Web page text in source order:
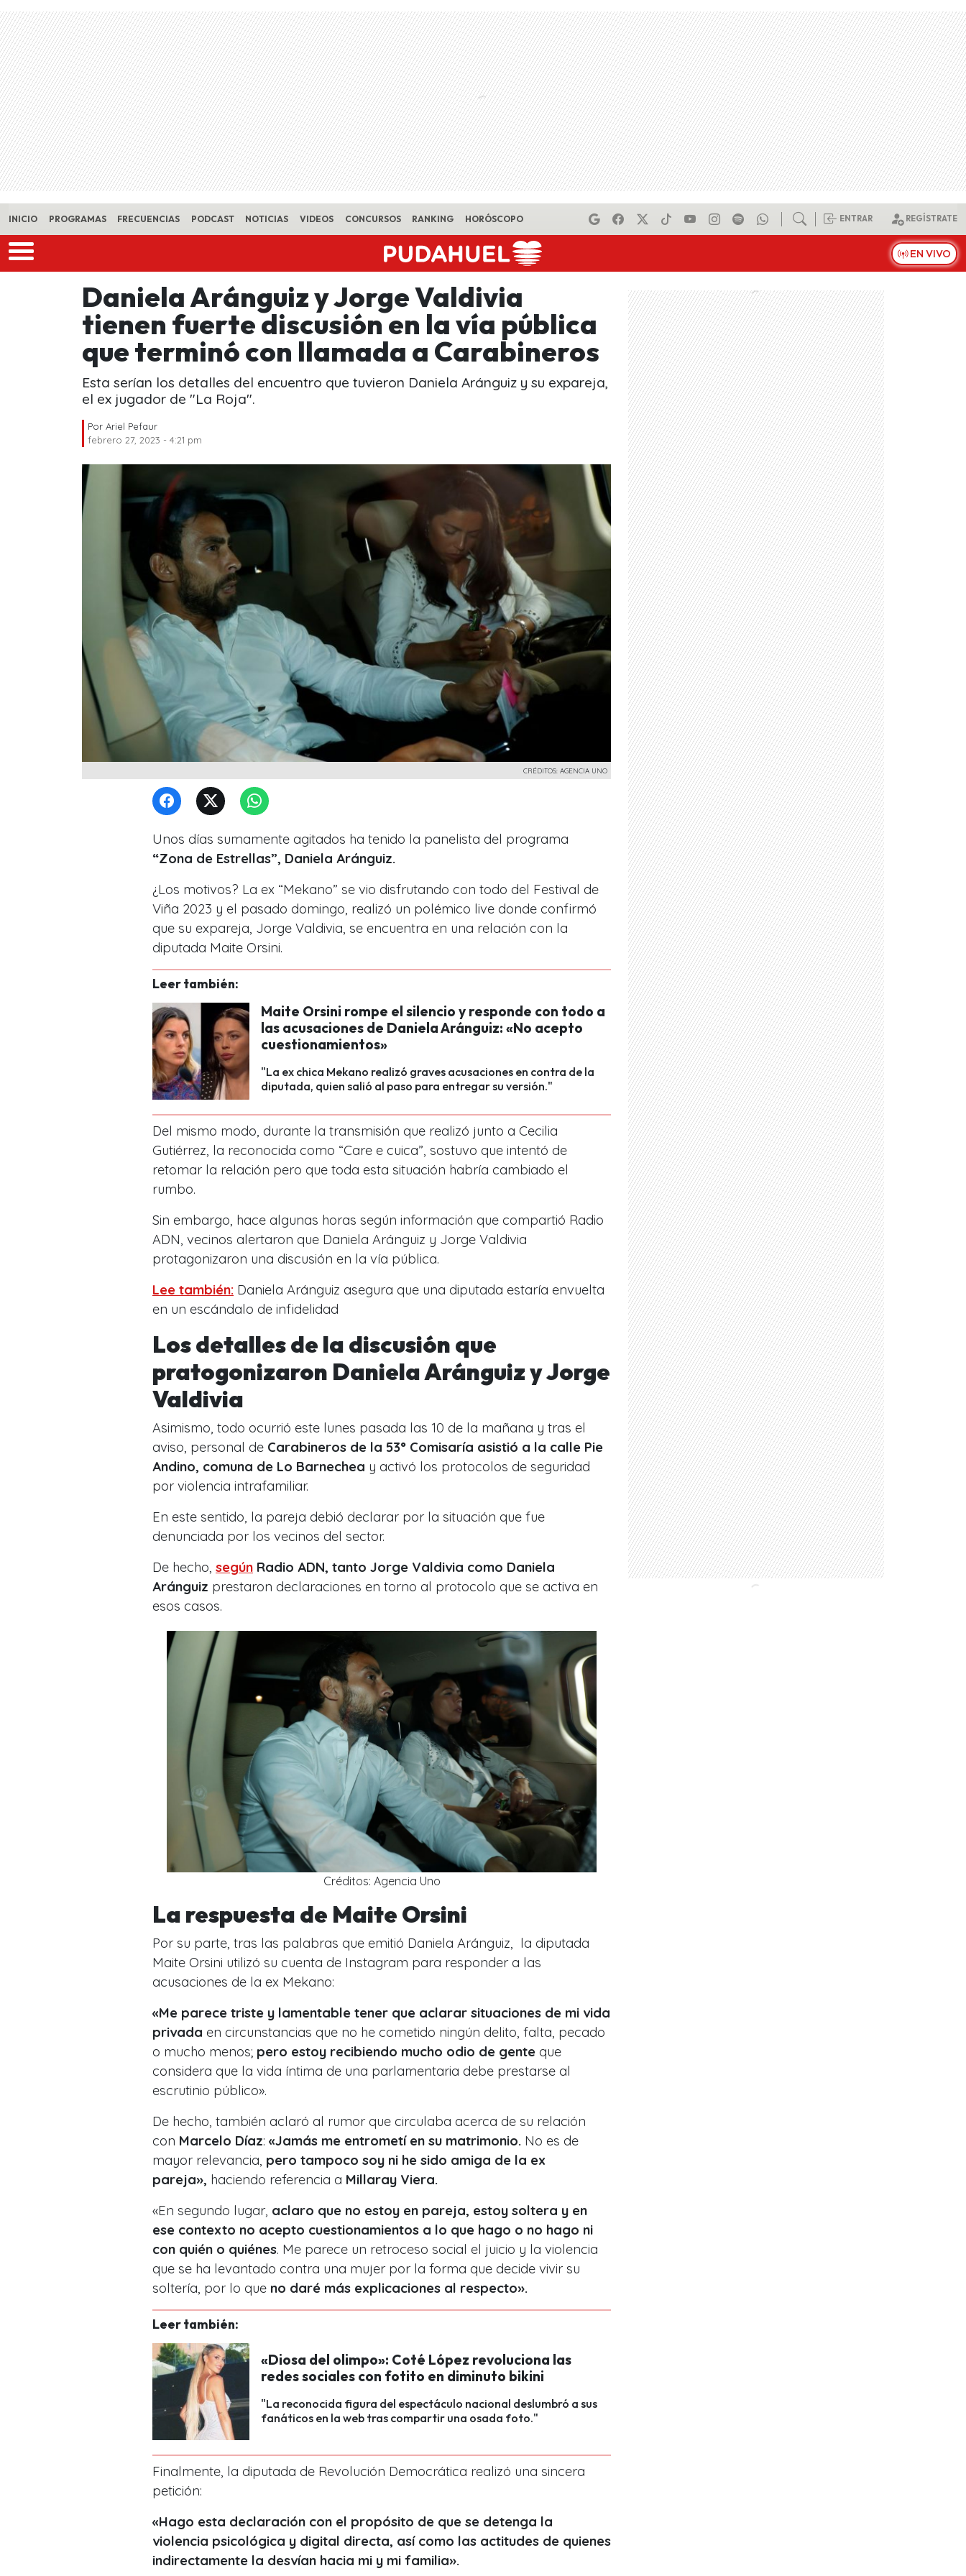
Skip to main content
INICIO PROGRAMAS FRECUENCIAS PODCAST NOTICIAS VIDEOS CONCURSOS RANKING HORÓSCOPO ENTRAR REGÍSTRATE
EN VIVO
Daniela Aránguiz y Jorge Valdivia
tienen fuerte discusión en la vía pública
que terminó con llamada a Carabineros
Esta serían los detalles del encuentro que tuvieron Daniela Aránguiz y su expareja,
el ex jugador de "La Roja".
Por Ariel Pefaur
febrero 27, 2023 - 4:21 pm
CRÉDITOS: AGENCIA UNO
Unos días sumamente agitados ha tenido la panelista del programa
“Zona de Estrellas”, Daniela Aránguiz.
¿Los motivos? La ex “Mekano” se vio disfrutando con todo del Festival de
Viña 2023 y el pasado domingo, realizó un polémico live donde confirmó
que su expareja, Jorge Valdivia, se encuentra en una relación con la
diputada Maite Orsini.
Leer también:
Maite Orsini rompe el silencio y responde con todo a
las acusaciones de Daniela Aránguiz: «No acepto
cuestionamientos»
"La ex chica Mekano realizó graves acusaciones en contra de la
diputada, quien salió al paso para entregar su versión."
Del mismo modo, durante la transmisión que realizó junto a Cecilia
Gutiérrez, la reconocida como “Care e cuica”, sostuvo que intentó de
retomar la relación pero que toda esta situación habría cambiado el
rumbo.
Sin embargo, hace algunas horas según información que compartió Radio
ADN, vecinos alertaron que Daniela Aránguiz y Jorge Valdivia
protagonizaron una discusión en la vía pública.
Lee también: Daniela Aránguiz asegura que una diputada estaría envuelta
en un escándalo de infidelidad
Los detalles de la discusión que
pratogonizaron Daniela Aránguiz y Jorge
Valdivia
Asimismo, todo ocurrió este lunes pasada las 10 de la mañana y tras el
aviso, personal de Carabineros de la 53° Comisaría asistió a la calle Pie
Andino, comuna de Lo Barnechea y activó los protocolos de seguridad
por violencia intrafamiliar.
En este sentido, la pareja debió declarar por la situación que fue
denunciada por los vecinos del sector.
De hecho, según Radio ADN, tanto Jorge Valdivia como Daniela
Aránguiz prestaron declaraciones en torno al protocolo que se activa en
esos casos.
Créditos: Agencia Uno
La respuesta de Maite Orsini
Por su parte, tras las palabras que emitió Daniela Aránguiz, la diputada
Maite Orsini utilizó su cuenta de Instagram para responder a las
acusaciones de la ex Mekano:
«Me parece triste y lamentable tener que aclarar situaciones de mi vida
privada en circunstancias que no he cometido ningún delito, falta, pecado
o mucho menos; pero estoy recibiendo mucho odio de gente que
considera que la vida íntima de una parlamentaria debe prestarse al
escrutinio público».
De hecho, también aclaró al rumor que circulaba acerca de su relación
con Marcelo Díaz: «Jamás me entrometí en su matrimonio. No es de
mayor relevancia, pero tampoco soy ni he sido amiga de la ex
pareja», haciendo referencia a Millaray Viera.
«En segundo lugar, aclaro que no estoy en pareja, estoy soltera y en
ese contexto no acepto cuestionamientos a lo que hago o no hago ni
con quién o quiénes. Me parece un retroceso social el juicio y la violencia
que se ha levantado contra una mujer por la forma que decide vivir su
soltería, por lo que no daré más explicaciones al respecto».
Leer también:
«Diosa del olimpo»: Coté López revoluciona las
redes sociales con fotito en diminuto bikini
"La reconocida figura del espectáculo nacional deslumbró a sus
fanáticos en la web tras compartir una osada foto."
Finalmente, la diputada de Revolución Democrática realizó una sincera
petición:
«Hago esta declaración con el propósito de que se detenga la
violencia psicológica y digital directa, así como las actitudes de quienes
indirectamente la desvían hacia mi y mi familia».